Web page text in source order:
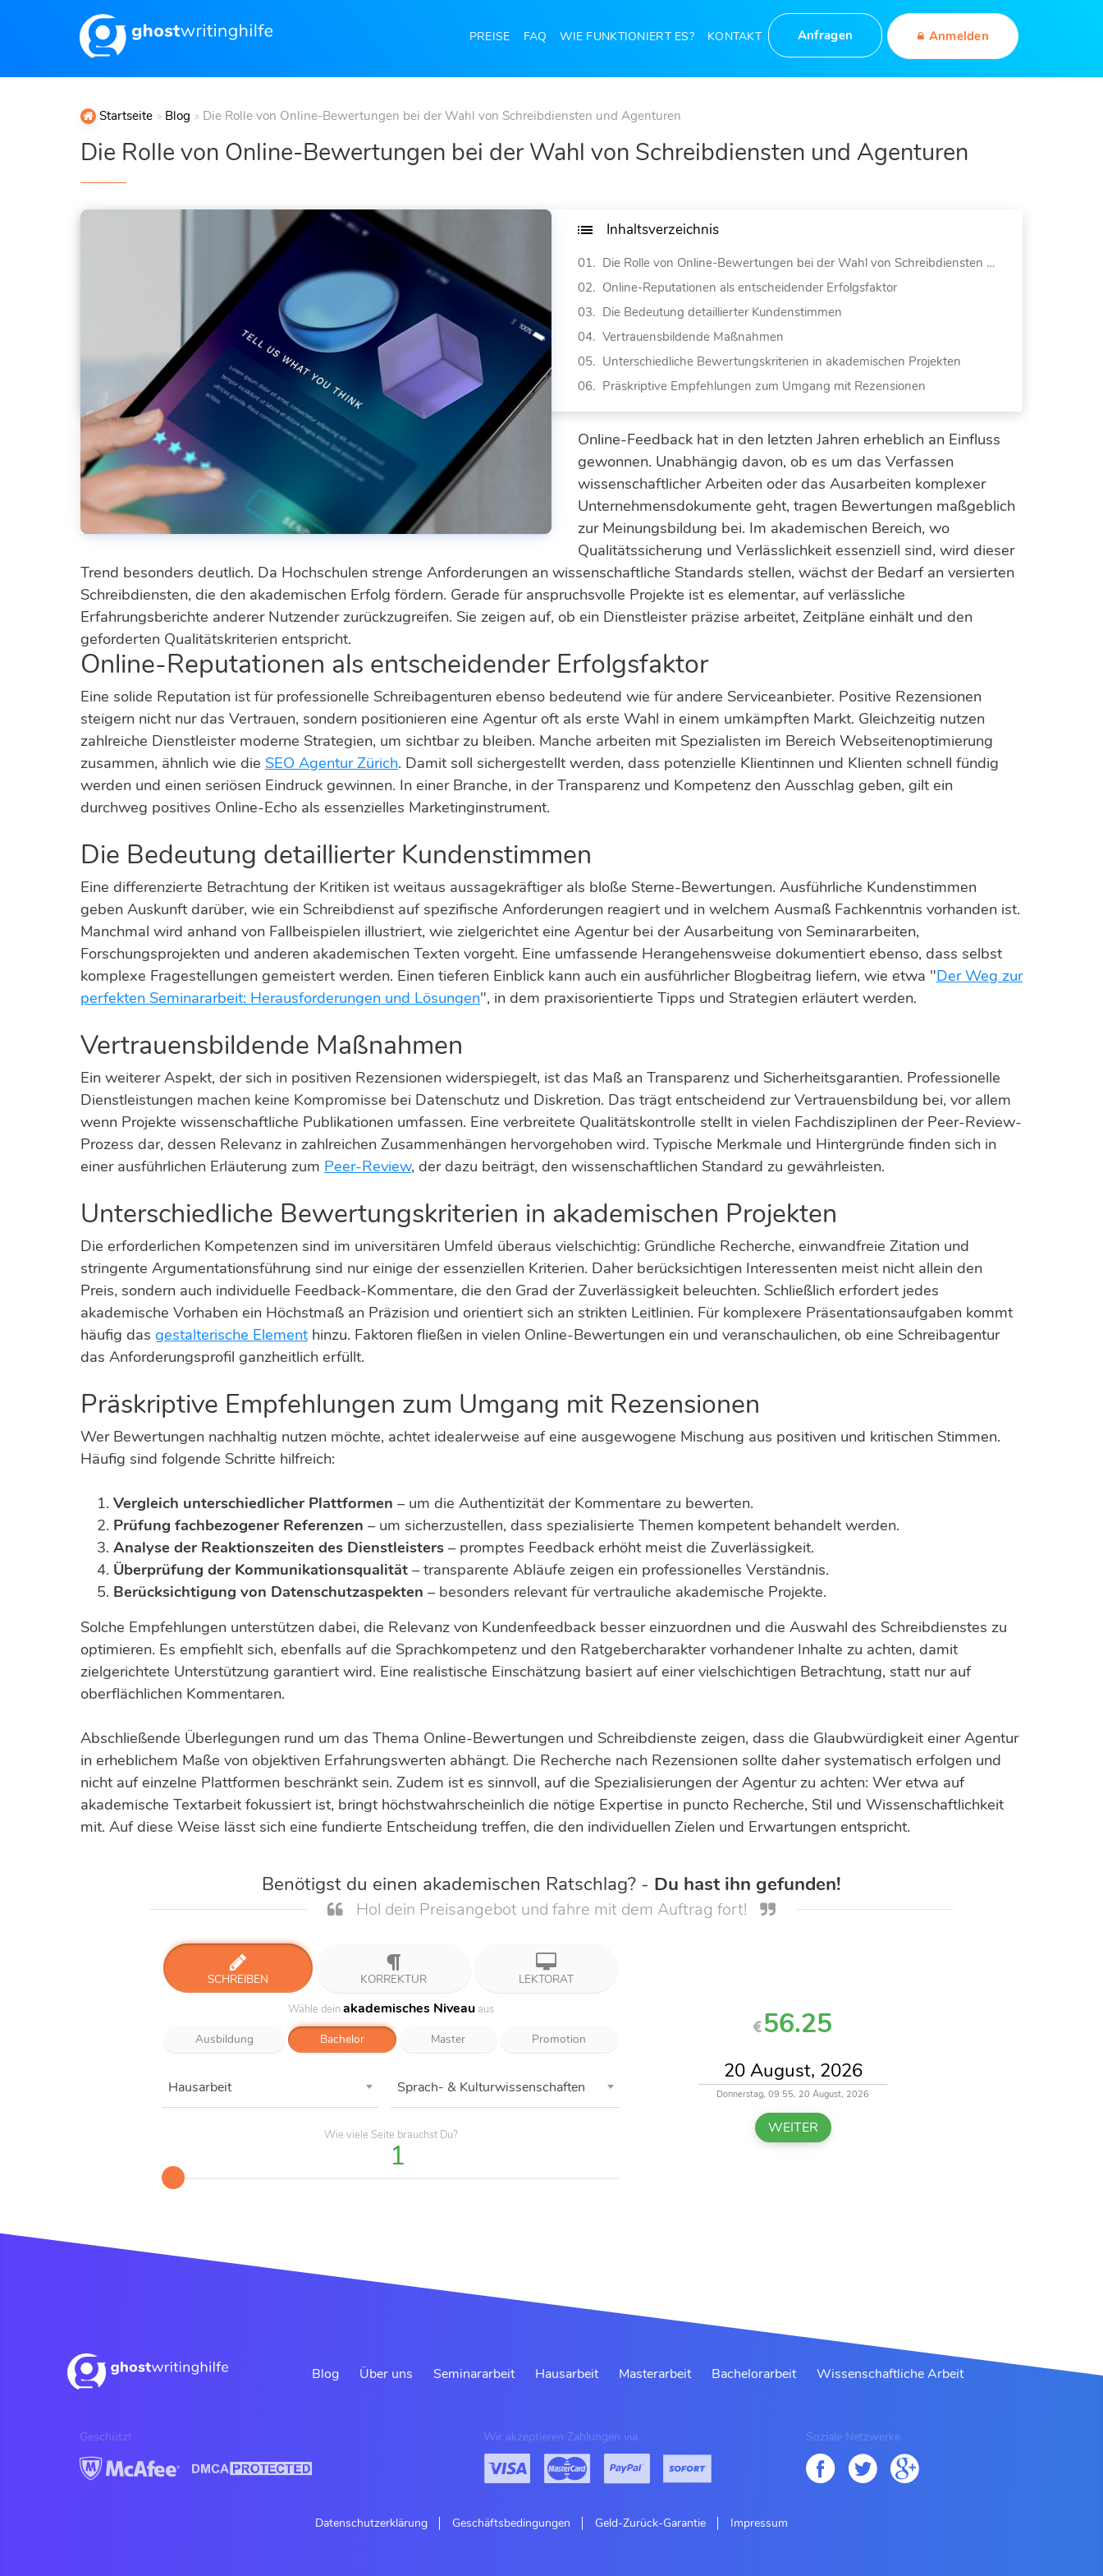
PREISE FAQ WIE FUNKTIONIERT ES? KONTAKT Anfragen Anmelden
Startseite Blog Die Rolle von Online-Bewertungen bei der Wahl von Schreibdiensten und Agenturen
Die Rolle von Online-Bewertungen bei der Wahl von Schreibdiensten und Agenturen
Inhaltsverzeichnis
Die Rolle von Online-Bewertungen bei der Wahl von Schreibdiensten und Agenturen
Online-Reputationen als entscheidender Erfolgsfaktor
Die Bedeutung detaillierter Kundenstimmen
Vertrauensbildende Maßnahmen
Unterschiedliche Bewertungskriterien in akademischen Projekten
Präskriptive Empfehlungen zum Umgang mit Rezensionen
Online-Feedback hat in den letzten Jahren erheblich an Einfluss
gewonnen. Unabhängig davon, ob es um das Verfassen
wissenschaftlicher Arbeiten oder das Ausarbeiten komplexer
Unternehmensdokumente geht, tragen Bewertungen maßgeblich
zur Meinungsbildung bei. Im akademischen Bereich, wo
Qualitätssicherung und Verlässlichkeit essenziell sind, wird dieser
Trend besonders deutlich. Da Hochschulen strenge Anforderungen an wissenschaftliche Standards stellen, wächst der Bedarf an versierten
Schreibdiensten, die den akademischen Erfolg fördern. Gerade für anspruchsvolle Projekte ist es elementar, auf verlässliche
Erfahrungsberichte anderer Nutzender zurückzugreifen. Sie zeigen auf, ob ein Dienstleister präzise arbeitet, Zeitpläne einhält und den
geforderten Qualitätskriterien entspricht.
Online-Reputationen als entscheidender Erfolgsfaktor
Eine solide Reputation ist für professionelle Schreibagenturen ebenso bedeutend wie für andere Serviceanbieter. Positive Rezensionen
steigern nicht nur das Vertrauen, sondern positionieren eine Agentur oft als erste Wahl in einem umkämpften Markt. Gleichzeitig nutzen
zahlreiche Dienstleister moderne Strategien, um sichtbar zu bleiben. Manche arbeiten mit Spezialisten im Bereich Webseitenoptimierung
zusammen, ähnlich wie die SEO Agentur Zürich. Damit soll sichergestellt werden, dass potenzielle Klientinnen und Klienten schnell fündig
werden und einen seriösen Eindruck gewinnen. In einer Branche, in der Transparenz und Kompetenz den Ausschlag geben, gilt ein
durchweg positives Online-Echo als essenzielles Marketinginstrument.
Die Bedeutung detaillierter Kundenstimmen
Eine differenzierte Betrachtung der Kritiken ist weitaus aussagekräftiger als bloße Sterne-Bewertungen. Ausführliche Kundenstimmen
geben Auskunft darüber, wie ein Schreibdienst auf spezifische Anforderungen reagiert und in welchem Ausmaß Fachkenntnis vorhanden ist.
Manchmal wird anhand von Fallbeispielen illustriert, wie zielgerichtet eine Agentur bei der Ausarbeitung von Seminararbeiten,
Forschungsprojekten und anderen akademischen Texten vorgeht. Eine umfassende Herangehensweise dokumentiert ebenso, dass selbst
komplexe Fragestellungen gemeistert werden. Einen tieferen Einblick kann auch ein ausführlicher Blogbeitrag liefern, wie etwa "Der Weg zur
perfekten Seminararbeit: Herausforderungen und Lösungen", in dem praxisorientierte Tipps und Strategien erläutert werden.
Vertrauensbildende Maßnahmen
Ein weiterer Aspekt, der sich in positiven Rezensionen widerspiegelt, ist das Maß an Transparenz und Sicherheitsgarantien. Professionelle
Dienstleistungen machen keine Kompromisse bei Datenschutz und Diskretion. Das trägt entscheidend zur Vertrauensbildung bei, vor allem
wenn Projekte wissenschaftliche Publikationen umfassen. Eine verbreitete Qualitätskontrolle stellt in vielen Fachdisziplinen der Peer-Review-
Prozess dar, dessen Relevanz in zahlreichen Zusammenhängen hervorgehoben wird. Typische Merkmale und Hintergründe finden sich in
einer ausführlichen Erläuterung zum Peer-Review, der dazu beiträgt, den wissenschaftlichen Standard zu gewährleisten.
Unterschiedliche Bewertungskriterien in akademischen Projekten
Die erforderlichen Kompetenzen sind im universitären Umfeld überaus vielschichtig: Gründliche Recherche, einwandfreie Zitation und
stringente Argumentationsführung sind nur einige der essenziellen Kriterien. Daher berücksichtigen Interessenten meist nicht allein den
Preis, sondern auch individuelle Feedback-Kommentare, die den Grad der Zuverlässigkeit beleuchten. Schließlich erfordert jedes
akademische Vorhaben ein Höchstmaß an Präzision und orientiert sich an strikten Leitlinien. Für komplexere Präsentationsaufgaben kommt
häufig das gestalterische Element hinzu. Faktoren fließen in vielen Online-Bewertungen ein und veranschaulichen, ob eine Schreibagentur
das Anforderungsprofil ganzheitlich erfüllt.
Präskriptive Empfehlungen zum Umgang mit Rezensionen
Wer Bewertungen nachhaltig nutzen möchte, achtet idealerweise auf eine ausgewogene Mischung aus positiven und kritischen Stimmen.
Häufig sind folgende Schritte hilfreich:
Vergleich unterschiedlicher Plattformen – um die Authentizität der Kommentare zu bewerten.
Prüfung fachbezogener Referenzen – um sicherzustellen, dass spezialisierte Themen kompetent behandelt werden.
Analyse der Reaktionszeiten des Dienstleisters – promptes Feedback erhöht meist die Zuverlässigkeit.
Überprüfung der Kommunikationsqualität – transparente Abläufe zeigen ein professionelles Verständnis.
Berücksichtigung von Datenschutzaspekten – besonders relevant für vertrauliche akademische Projekte.
Solche Empfehlungen unterstützen dabei, die Relevanz von Kundenfeedback besser einzuordnen und die Auswahl des Schreibdienstes zu
optimieren. Es empfiehlt sich, ebenfalls auf die Sprachkompetenz und den Ratgebercharakter vorhandener Inhalte zu achten, damit
zielgerichtete Unterstützung garantiert wird. Eine realistische Einschätzung basiert auf einer vielschichtigen Betrachtung, statt nur auf
oberflächlichen Kommentaren.
Abschließende Überlegungen rund um das Thema Online-Bewertungen und Schreibdienste zeigen, dass die Glaubwürdigkeit einer Agentur
in erheblichem Maße von objektiven Erfahrungswerten abhängt. Die Recherche nach Rezensionen sollte daher systematisch erfolgen und
nicht auf einzelne Plattformen beschränkt sein. Zudem ist es sinnvoll, auf die Spezialisierungen der Agentur zu achten: Wer etwa auf
akademische Textarbeit fokussiert ist, bringt höchstwahrscheinlich die nötige Expertise in puncto Recherche, Stil und Wissenschaftlichkeit
mit. Auf diese Weise lässt sich eine fundierte Entscheidung treffen, die den individuellen Zielen und Erwartungen entspricht.
Benötigst du einen akademischen Ratschlag? - Du hast ihn gefunden!
Hol dein Preisangebot und fahre mit dem Auftrag fort!
SCHREIBEN KORREKTUR LEKTORAT
Wähle deinakademisches Niveauaus
Ausbildung Bachelor Master Promotion
Hausarbeit Sprach- & Kulturwissenschaften
Wie viele Seite brauchst Du?
56.25
Donnerstag, 09:55, 20 August, 2026
WEITER
Blog Über uns Seminararbeit Hausarbeit Masterarbeit Bachelorarbeit Wissenschaftliche Arbeit
Geschützt Wir akzeptieren Zahlungen via Soziale Netzwerke
Datenschutzerklärung Geschäftsbedingungen Geld-Zurück-Garantie Impressum